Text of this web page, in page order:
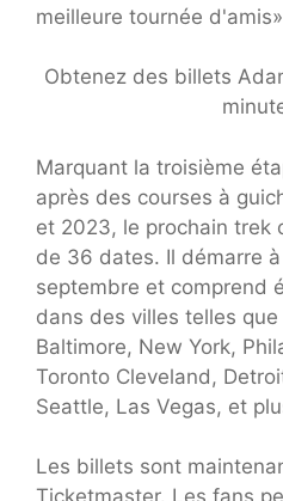
meilleure tournée
Obtenez des billets
Marquant la troisième
après des courses à
et 2023, le prochain trek
de 36 dates. Il démarre
septembre et comprend
dans des villes telles
Baltimore, New York,
Toronto Cleveland,
Seattle, Las Vegas, et
Les billets sont